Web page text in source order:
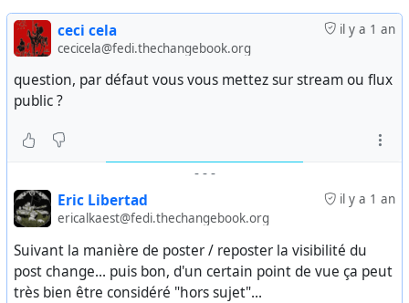
il y a 1 an
ceci cela
cecicela@fedi.thechangebook.org
question, par défaut vous vous mettez sur stream ou flux
public ?
- - -
il y a 1 an
Eric Libertad
ericalkaest@fedi.thechangebook.org
Suivant la manière de poster / reposter la visibilité du
post change... puis bon, d'un certain point de vue ça peut
très bien être considéré "hors sujet"...